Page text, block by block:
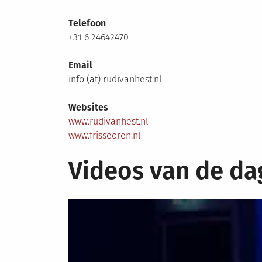
Telefoon
+31 6 24642470
Email
info (at) rudivanhest.nl
Websites
www.rudivanhest.nl
www.frisseoren.nl
Videos van de